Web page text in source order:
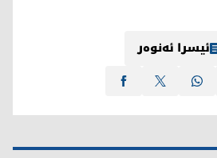
ئیسرا ئەنوەر